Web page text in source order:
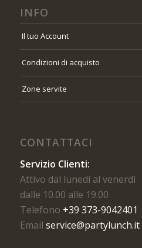
INFO
Il tuo Account
Condizioni di acquisto
Zone servite
CONTATTACI
Servizio Clienti:
Attivo dal lunedì al venerdì
dalle 10.00 alle 19.00
Telefono +39 373-9042401
Email service@partylunch.it